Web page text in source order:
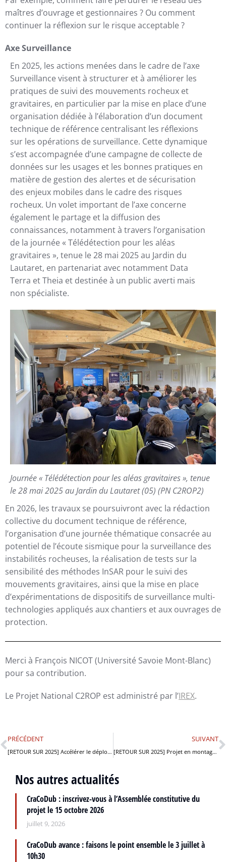
maîtres d’ouvrage et gestionnaires ? Ou comment
continuer la réflexion sur le risque acceptable ?
Axe Surveillance
En 2025, les actions menées dans le cadre de l’axe
Surveillance visent à structurer et à améliorer les
pratiques de suivi des mouvements rocheux et
gravitaires, en particulier par la mise en place d’une
organisation dédiée à l’élaboration d’un document
technique de référence centralisant les réflexions
sur les opérations de surveillance. Cette dynamique
s’est accompagnée d’une campagne de collecte de
données sur les usages et les bonnes pratiques en
matière de gestion des alertes et de sécurisation
des enjeux mobiles dans le cadre des risques
rocheux. Un volet important de l’axe concerne
également le partage et la diffusion des
connaissances, notamment à travers l’organisation
de la journée « Télédétection pour les aléas
gravitaires », tenue le 28 mai 2025 au Jardin du
Lautaret, en partenariat avec notamment Data
Terra et Theia et destinée à un public averti mais
non spécialiste.
Journée « Télédétection pour les aléas gravitaires », tenue
le 28 mai 2025 au Jardin du Lautaret (05) (PN C2ROP2)
En 2026, les travaux se poursuivront avec la rédaction
collective du document technique de référence,
l’organisation d’une journée thématique consacrée au
potentiel de l’écoute sismique pour la surveillance des
instabilités rocheuses, la réalisation de tests sur la
sensibilité des méthodes InSAR pour le suivi des
mouvements gravitaires, ainsi que la mise en place
d’expérimentations de dispositifs de surveillance multi-
technologies appliqués aux chantiers et aux ouvrages de
protection.
Merci à François NICOT (Université Savoie Mont-Blanc)
pour sa contribution.
Le Projet National C2ROP est administré par l’IREX.
PRÉCÉDENT
[RETOUR SUR 2025] Accélérer le déploiement des enrobés à l’émulsion pour des infrastructures routières décarbonées avec le PN IDEE
SUIVANT
[RETOUR SUR 2025] Projet en montage GAIEA : la dynamique collective s’engage !
Nos autres actualités
CraCoDub : inscrivez-vous à l’Assemblée constitutive du
projet le 15 octobre 2026
juillet 9, 2026
CraCoDub avance : faisons le point ensemble le 3 juillet à
10h30